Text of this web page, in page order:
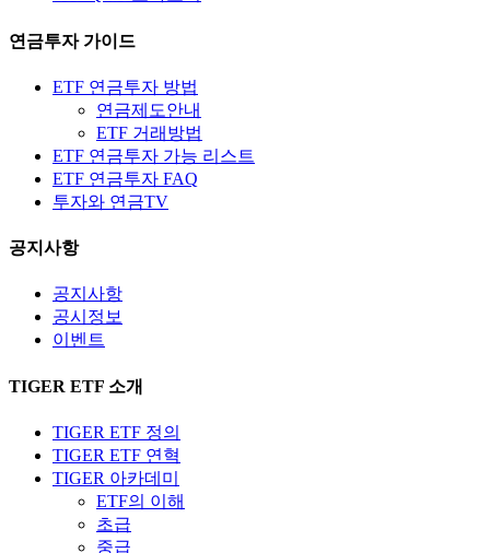
연금투자 가이드
ETF 연금투자 방법
연금제도안내
ETF 거래방법
ETF 연금투자 가능 리스트
ETF 연금투자 FAQ
투자와 연금TV
공지사항
공지사항
공시정보
이벤트
TIGER ETF 소개
TIGER ETF 정의
TIGER ETF 연혁
TIGER 아카데미
ETF의 이해
초급
중급